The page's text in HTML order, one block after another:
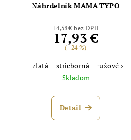
Náhrdelník MAMA TYPO
14,58 € bez DPH
17,93 €
(–24 %)
zlatá strieborná
ružové
Skladom
Detail